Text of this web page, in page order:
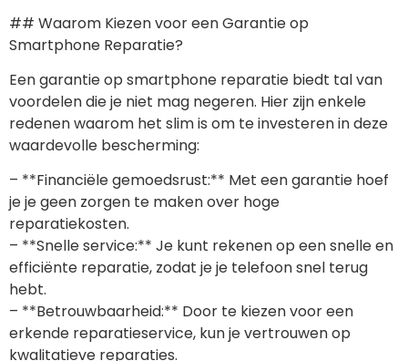
## Waarom Kiezen voor een Garantie op
Smartphone Reparatie?
Een garantie op smartphone reparatie biedt tal van
voordelen die je niet mag negeren. Hier zijn enkele
redenen waarom het slim is om te investeren in deze
waardevolle bescherming:
– **Financiële gemoedsrust:** Met een garantie hoef
je je geen zorgen te maken over hoge
reparatiekosten.
– **Snelle service:** Je kunt rekenen op een snelle en
efficiënte reparatie, zodat je je telefoon snel terug
hebt.
– **Betrouwbaarheid:** Door te kiezen voor een
erkende reparatieservice, kun je vertrouwen op
kwalitatieve reparaties.